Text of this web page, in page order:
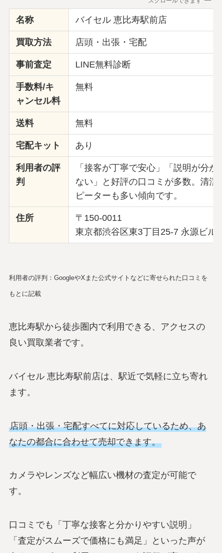
名称 バイセル 恵比寿駅前店
買取方法 店頭・出張・宅配
事前査定 LINE無料診断
手数料/キ
ャンセル料
無料
送料 無料
宅配キット あり
利用者の評
判
「接客が丁寧で安心」「説明が分
ない」と好評の口コミが多数。清
ピーターも多い傾向です。
住所
〒150-0011
東京都渋谷区東3丁目25-7 永源ビル
利用者の評判：GoogleやXまた公式サイトなどに寄せられた口コミを
もとに記載
恵比寿駅から徒歩圏内で利用できる、アクセスの
良い買取業者です。
バイセル 恵比寿駅前店は、駅近で気軽に立ち寄れ
ます。
店頭・出張・宅配すべてに対応しているため、あ
なたの都合に合わせて売却できます。
カメラやレンズなど幅広い機材の査定が可能で
す。
口コミでも「丁寧な接客と分かりやすい説明」
「査定がスムーズで価格にも満足」といった声が